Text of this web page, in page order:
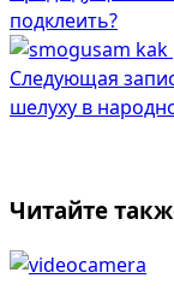
class="nav-
subtitle
screen-
подклеить?
Следующая
шелуху в
Читайте